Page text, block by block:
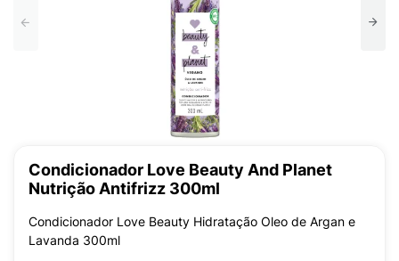
Condicionador Love Beauty And Planet
Nutrição Antifrizz 300ml
Condicionador Love Beauty Hidratação Oleo de Argan e
Lavanda 300ml